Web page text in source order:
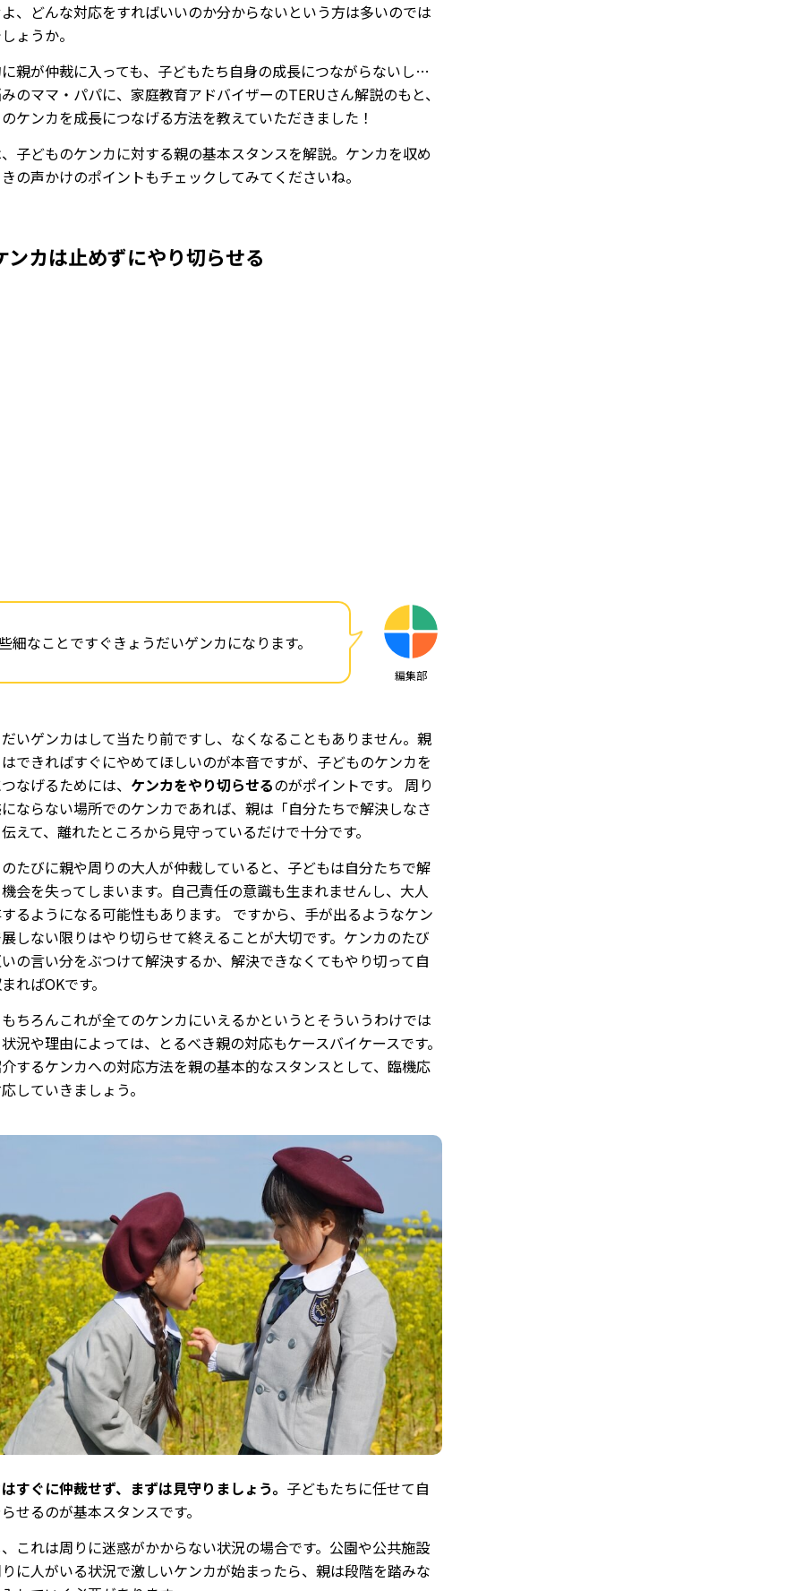
、どんな対応をすればいいのか分からないという方は多いのでは
ょうか。
親が仲裁に入っても、子どもたち自身の成長につながらないし…
のママ・パパに、家庭教育アドバイザーのTERUさん解説のもと、
ケンカを成長につなげる方法を教えていただきました！
子どものケンカに対する親の基本スタンスを解説。ケンカを収め
の声かけのポイントもチェックしてみてくださいね。
ンカは止めずにやり切らせる
細なことですぐきょうだいゲンカになります。
編集部
いゲンカはして当たり前ですし、なくなることもありません。親
できればすぐにやめてほしいのが本音ですが、子どものケンカを
なげるためには、 ケンカをやり切らせるのがポイントです。 周り
ならない場所でのケンカであれば、親は「自分たちで解決しなさ
えて、離れたところから見守っているだけで十分です。
たびに親や周りの大人が仲裁していると、子どもは自分たちで解
会を失ってしまいます。自己責任の意識も生まれませんし、大人
るようになる可能性もあります。 ですから、手が出るようなケン
しない限りはやり切らせて終えることが大切です。ケンカのたび
の言い分をぶつけて解決するか、解決できなくてもやり切って自
ればOKです。
ちろんこれが全てのケンカにいえるかというとそういうわけでは
況や理由によっては、とるべき親の対応もケースバイケースです。
するケンカへの対応方法を親の基本的なスタンスとして、臨機応
していきましょう。
すぐに仲裁せず、まずは見守りましょう。 子どもたちに任せて自
せるのが基本スタンスです。
これは周りに迷惑がかからない状況の場合です。公園や公共施設
に人がいる状況で激しいケンカが始まったら、親は段階を踏みな